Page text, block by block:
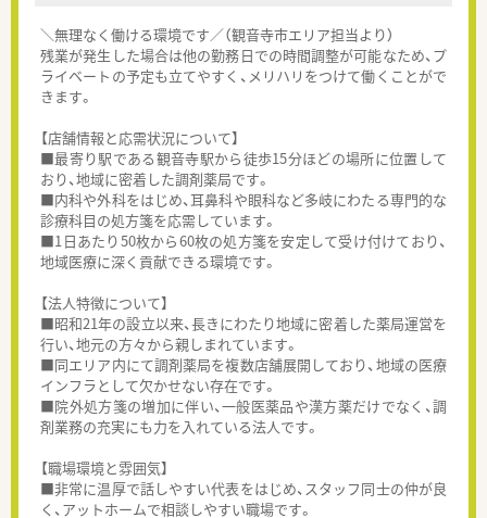
＼無理なく働ける環境です／（観音寺市エリア担当より）
残業が発生した場合は他の勤務日での時間調整が可能なため、プ
ライベートの予定も立てやすく、メリハリをつけて働くことがで
きます。
【店舗情報と応需状況について】
■最寄り駅である観音寺駅から徒歩15分ほどの場所に位置して
おり、地域に密着した調剤薬局です。
■内科や外科をはじめ、耳鼻科や眼科など多岐にわたる専門的な
診療科目の処方箋を応需しています。
■1日あたり50枚から60枚の処方箋を安定して受け付けており、
地域医療に深く貢献できる環境です。
【法人特徴について】
■昭和21年の設立以来、長きにわたり地域に密着した薬局運営を
行い、地元の方々から親しまれています。
■同エリア内にて調剤薬局を複数店舗展開しており、地域の医療
インフラとして欠かせない存在です。
■院外処方箋の増加に伴い、一般医薬品や漢方薬だけでなく、調
剤業務の充実にも力を入れている法人です。
【職場環境と雰囲気】
■非常に温厚で話しやすい代表をはじめ、スタッフ同士の仲が良
く、アットホームで相談しやすい職場です。